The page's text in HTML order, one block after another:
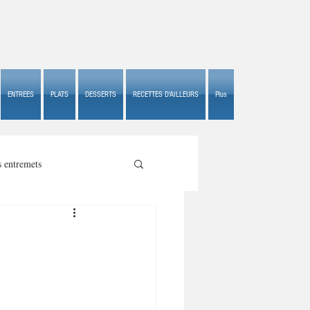
ENTREES PLATS DESSERTS RECETTES D'AILLEURS Plus
entremets